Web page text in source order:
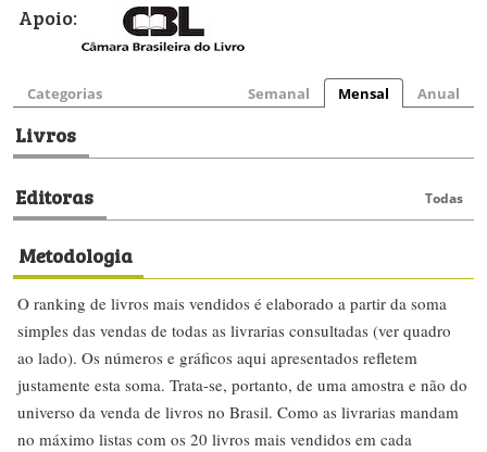
Apoio:
Categorias Semanal Mensal Anual
Livros
Editoras Todas
Metodologia
O ranking de livros mais vendidos é elaborado a partir da soma
simples das vendas de todas as livrarias consultadas (ver quadro
ao lado). Os números e gráficos aqui apresentados refletem
justamente esta soma. Trata-se, portanto, de uma amostra e não do
universo da venda de livros no Brasil. Como as livrarias mandam
no máximo listas com os 20 livros mais vendidos em cada